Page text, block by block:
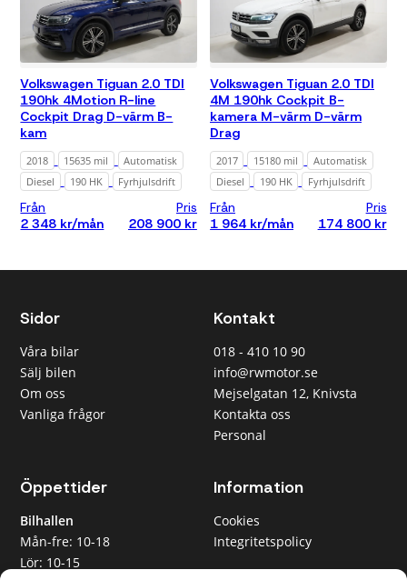
Mörkblå
Svart
Vit
Miltal
Alla
Max 10 000
mil
Pris
Under 300
Under 500
000 kr
Under 700
000 kr
Månadskostnad
Alla
Max 3 000
kr/mån
Volkswagen Tiguan 2.0 TDI
190hk 4Motion R-line
Cockpit Drag D-värm B-
kam
2018 15635 mil
Automatisk
Diesel
190 HK Fyrhjulsdrift
Från
2 348 kr/mån
Pris
208 900 kr
Volkswagen Tiguan 2.0 TDI
4M 190hk Cockpit B-
kamera M-värm D-värm
Drag
2017 15180 mil
Automatisk
Diesel
190 HK Fyrhjulsdrift
Från
1 964 kr/mån
Pris
174 800 kr
Sidor
Våra bilar
Sälj bilen
Om oss
Vanliga frågor
Kontakt
018 - 410 10 90
info@rwmotor.se
Mejselgatan 12, Knivsta
Kontakta oss
Personal
Öppettider
Bilhallen
Mån-fre: 10-18
Lör: 10-15
Information
Cookies
Integritetspolicy
RW Motor AB